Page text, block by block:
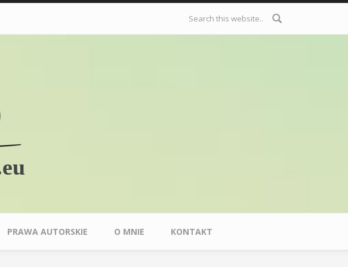
Formularz
wyszukiwania
PRAWA AUTORSKIE O MNIE KONTAKT